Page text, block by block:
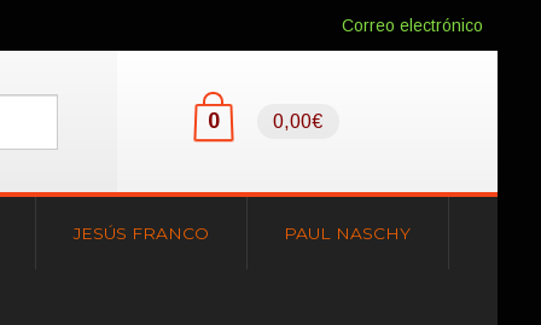
Correo electrónico
0 0,00€
JESÚS FRANCO PAUL NASCHY